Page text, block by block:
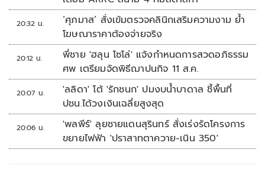
20:32 น.
‘ศุภมาส’ สั่งเข้มตรวจคลินิกเสริมความงาม ย้ำ
โฆษณาราคาต้องจ่ายจริง
20:12 น.
พี่ชาย 'ฮลุน โซโล่' แจ้งกำหนดการสวดอภิธรรม
ศพ เตรียมจัดพิธีฌาปนกิจ 11 ส.ค.
20:07 น.
'ลลิดา' โต้ 'รักชนก' ปมงบน้ำบาดาล ชี้พื้นที่
ปชน.ได้วงเงินเฉลี่ยสูงสุด
20:06 น.
'พลพีร์' ลุยชายแดนสุรินทร์ สั่งเร่งรัดโครงการ
ขยายไฟฟ้า 'ปราสาทตาควาย-เนิน 350'